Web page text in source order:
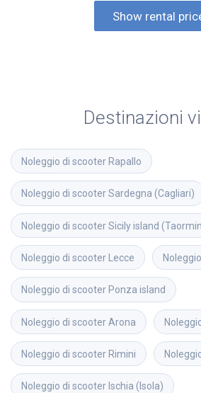
Show rental
Destinazioni
Noleggio di scooter Rapallo
Noleggio di scooterSardegna (Cagliari)
Noleggio di scooterSicily island
Noleggio di scooter Lecce
Noleggio di scooter Ponza island
Noleggio di scooter Arona
Noleggio di scooter Rimini
Noleggio di scooter Ischia (Isola)